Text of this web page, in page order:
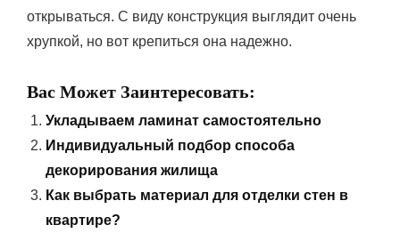
открываться. С виду конструкция выглядит очень
хрупкой, но вот крепиться она надежно.
Вас Может Заинтересовать:
Укладываем ламинат самостоятельно
Индивидуальный подбор способа
декорирования жилища
Как выбрать материал для отделки стен в
квартире?